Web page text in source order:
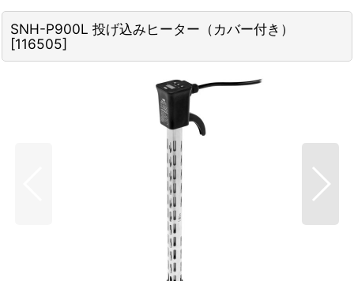
SNH-P900L 投げ込みヒーター（カバー付き）
[116505]